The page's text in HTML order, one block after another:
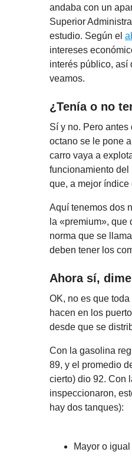
andaba con un
Superior
estudio. Según el
intereses
interés público, así
veamos.
¿Tenía o no
Sí y no. Pero antes
octano se le pone
carro vaya a
funcionamiento del
que, a mejor
Aquí tenemos dos
la «premium»,
norma que se llama
deben tener los
Ahora sí, dime
OK, no es que
hacen en los
desde que se
Con la gasolina
89, y el promedio
cierto) dio 92. Con
inspeccionaron,
hay dos tanques):
Mayor o